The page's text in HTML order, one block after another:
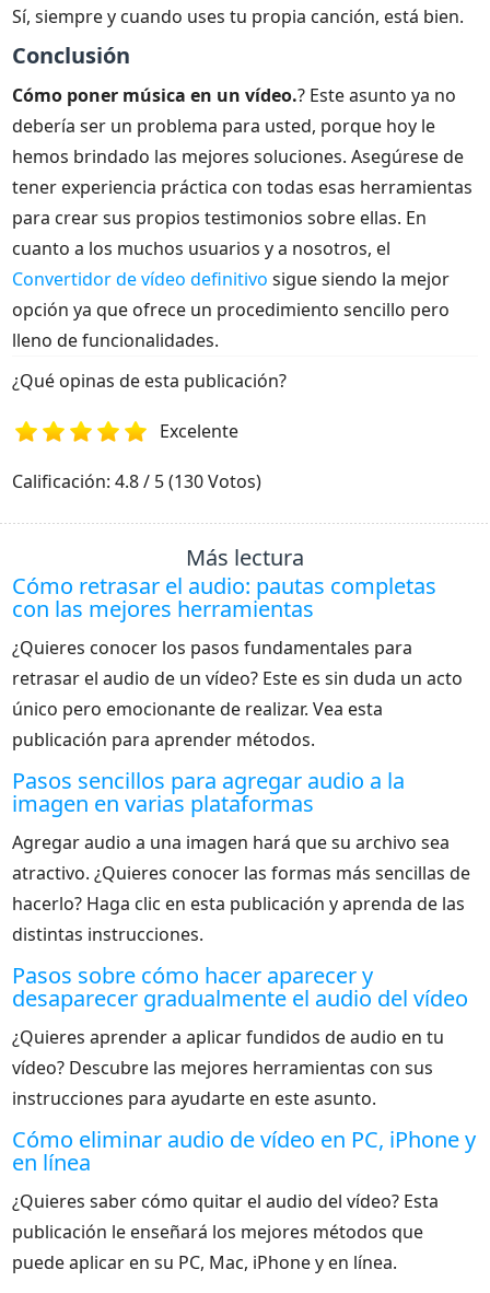
Sí, siempre y cuando uses tu propia canción, está bien.
Conclusión
Cómo poner música en un vídeo.? Este asunto ya no
debería ser un problema para usted, porque hoy le
hemos brindado las mejores soluciones. Asegúrese de
tener experiencia práctica con todas esas herramientas
para crear sus propios testimonios sobre ellas. En
cuanto a los muchos usuarios y a nosotros, el
Convertidor de vídeo definitivo sigue siendo la mejor
opción ya que ofrece un procedimiento sencillo pero
lleno de funcionalidades.
¿Qué opinas de esta publicación?
1 2 5
Excelente
Calificación: 4.8 / 5 (130 Votos)
Más lectura
Cómo retrasar el audio: pautas completas
con las mejores herramientas
¿Quieres conocer los pasos fundamentales para
retrasar el audio de un vídeo? Este es sin duda un acto
único pero emocionante de realizar. Vea esta
publicación para aprender métodos.
Pasos sencillos para agregar audio a la
imagen en varias plataformas
Agregar audio a una imagen hará que su archivo sea
atractivo. ¿Quieres conocer las formas más sencillas de
hacerlo? Haga clic en esta publicación y aprenda de las
distintas instrucciones.
Pasos sobre cómo hacer aparecer y
desaparecer gradualmente el audio del vídeo
¿Quieres aprender a aplicar fundidos de audio en tu
vídeo? Descubre las mejores herramientas con sus
instrucciones para ayudarte en este asunto.
Cómo eliminar audio de vídeo en PC, iPhone y
en línea
¿Quieres saber cómo quitar el audio del vídeo? Esta
publicación le enseñará los mejores métodos que
puede aplicar en su PC, Mac, iPhone y en línea.